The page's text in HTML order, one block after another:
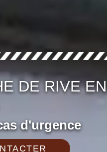
DE RIVE EN
d'urgence